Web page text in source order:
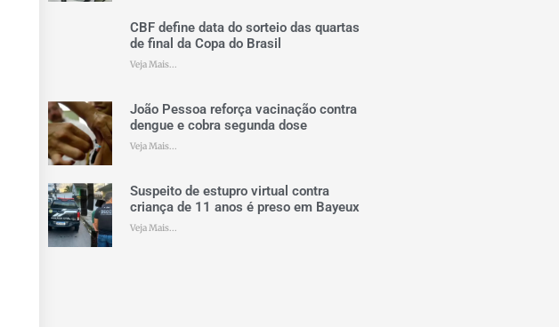
CBF define data do sorteio das quartas
de final da Copa do Brasil
Veja Mais...
João Pessoa reforça vacinação contra
dengue e cobra segunda dose
Veja Mais...
Suspeito de estupro virtual contra
criança de 11 anos é preso em Bayeux
Veja Mais...